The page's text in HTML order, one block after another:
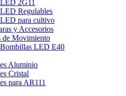
2G11
Regulables
para cultivo
y Accesorios
de Movimiento
LED E40
Aluminio
Cristal
para AR111